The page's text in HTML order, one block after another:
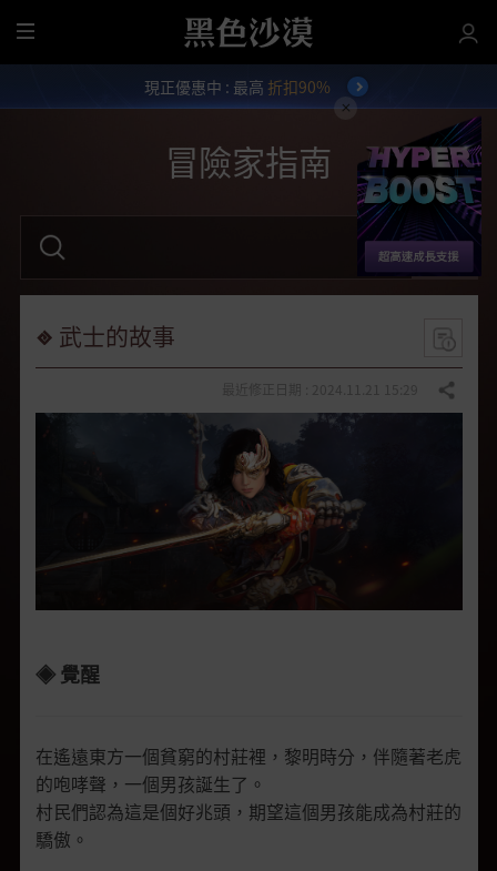
全
部
單
現正優惠中 : 最高 折扣90%
冒險家指南
關
鍵
武士的故事
分享
◈ 覺醒
在遙遠東方一個貧窮的村莊裡，黎明時分，伴隨著老虎
的咆哮聲，一個男孩誕生了。
村民們認為這是個好兆頭，期望這個男孩能成為村莊的
驕傲。